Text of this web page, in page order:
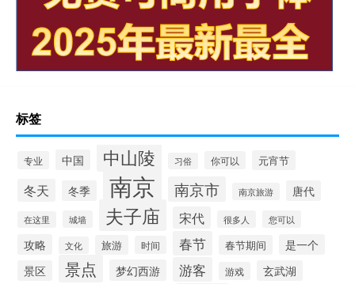
标签
专业 中国 中山陵 习俗 你可以 元宵节
冬天 冬季 南京 南京市 南京旅游 唐代
在这里 城墙 夫子庙 宋代 很多人 您可以
攻略 文化 旅游 时间 春节 春节期间
是一个
景区
景点 梦幻西游 游客 游戏 玄武湖